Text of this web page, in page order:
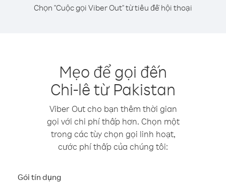
Chọn "Cuộc gọi Viber Out" từ tiêu đề hội thoại
Mẹo để gọi đến
Chi-lê từ Pakistan
Viber Out cho bạn thêm thời gian
gọi với chi phí thấp hơn. Chọn một
trong các tùy chọn gọi linh hoạt,
cước phí thấp của chúng tôi:
Gói tín dụng